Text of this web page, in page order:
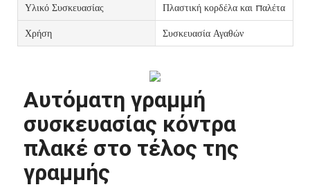
Υλικό Συσκευασίας
Πλαστική κορδέλα και παλέτα
Χρήση
Συσκευασία Αγαθών
Αυτόματη γραμμή
συσκευασίας κόντρα
πλακέ στο τέλος της
γραμμής